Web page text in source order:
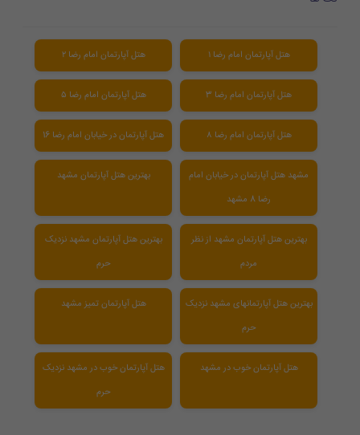
هتل آپارتمان امام رضا ۱ هتل آپارتمان امام رضا ۲
هتل آپارتمان امام رضا 3 هتل آپارتمان امام رضا ۵
هتل آپارتمان امام رضا ۸ هتل آپارتمان در خیابان امام رضا 16
مشهد هتل آپارتمان در خیابان امام
رضا 8 مشهد
بهترین هتل آپارتمان مشهد
بهترین هتل آپارتمان مشهد از نظر
مردم
بهترین هتل آپارتمان مشهد نزدیک
حرم
بهترین هتل آپارتمانهای مشهد نزدیک
حرم
هتل آپارتمان تمیز مشهد
هتل آپارتمان خوب در مشهد
هتل آپارتمان خوب در مشهد نزدیک
حرم